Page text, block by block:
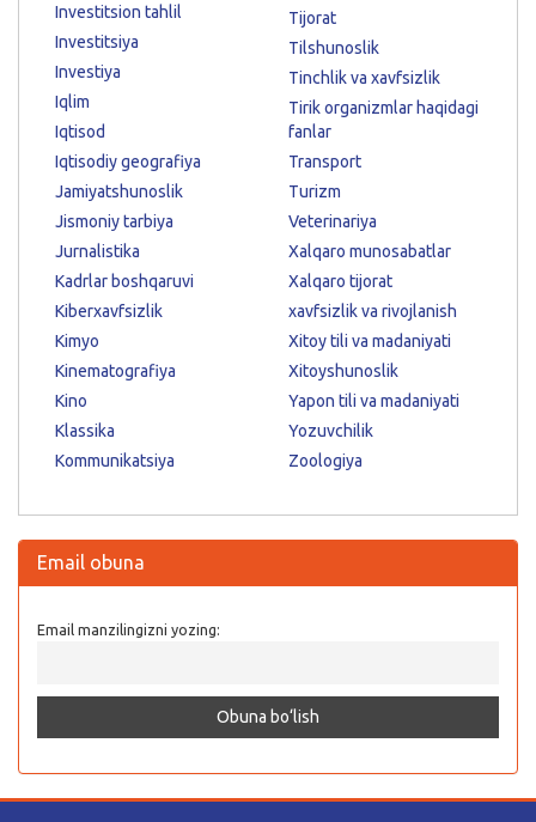
Investitsion tahlil
Investitsiya
Investiya
Iqlim
Iqtisod
Iqtisodiy geografiya
Jamiyatshunoslik
Jismoniy tarbiya
Jurnalistika
Kadrlar boshqaruvi
Kiberxavfsizlik
Kimyo
Kinematografiya
Kino
Klassika
Kommunikatsiya
Tijorat
Tilshunoslik
Tinchlik va xavfsizlik
Tirik organizmlar haqidagi
fanlar
Transport
Turizm
Veterinariya
Xalqaro munosabatlar
Xalqaro tijorat
xavfsizlik va rivojlanish
Xitoy tili va madaniyati
Xitoyshunoslik
Yapon tili va madaniyati
Yozuvchilik
Zoologiya
Email obuna
Email manzilingizni yozing: